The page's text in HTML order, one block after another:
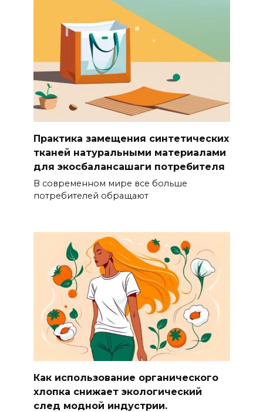
Практика замещения синтетических
тканей натуральными материалами
для экосбалансашаги потребителя
В современном мире все больше
потребителей обращают
Как использование органического
хлопка снижает экологический
след модной индустрии.